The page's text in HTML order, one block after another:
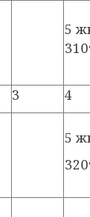
5
3 4
5